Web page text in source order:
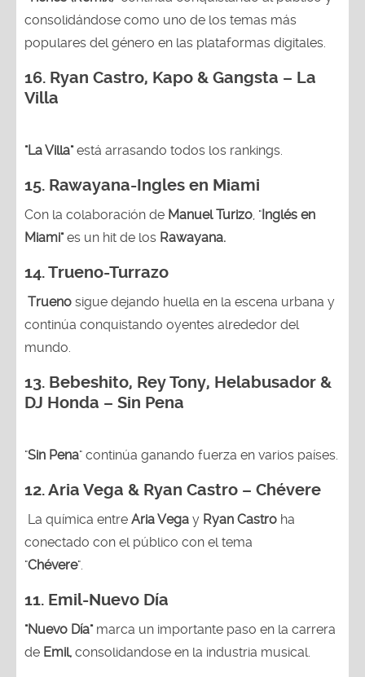
consolidándose como uno de los temas más
populares del género en las plataformas digitales.
16. Ryan Castro, Kapo & Gangsta – La
Villa
"La Villa"está arrasando todos los rankings.
15. Rawayana-Ingles en Miami
Con la colaboración de Manuel Turizo, " Inglés en
Miami"es un hit de los Rawayana.
14.Trueno-Turrazo
Trueno sigue dejando huella en la escena urbana y
continúa conquistando oyentes alrededor del
mundo.
13. Bebeshito, Rey Tony, Helabusador &
DJ Honda – Sin Pena
"Sin Pena" continúa ganando fuerza en varios países.
12. Aria Vega & Ryan Castro – Chévere
La química entre Aria Vega y Ryan Castro ha
conectado con el público con el tema
"Chévere".
11. Emil-Nuevo Día
"Nuevo Día"marca un importante paso en la carrera
de Emil, consolidandose en la industria musical.